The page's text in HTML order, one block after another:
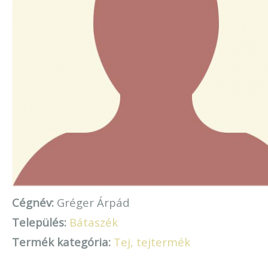
Cégnév: Gréger Árpád
Település: Bátaszék
Termék kategória: Tej, tejtermék